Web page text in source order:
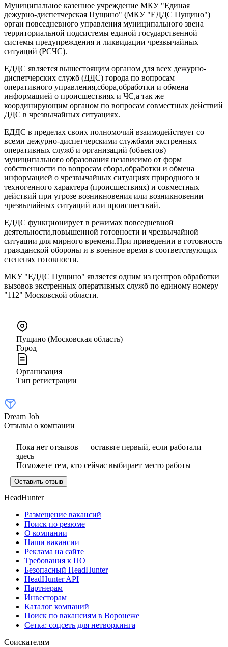
Муниципальное казенное учреждение МКУ "Единая
дежурно-диспетчерская Пущино" (МКУ "ЕДДС Пущино")
орган повседневного управления муниципального звена
территориальной подсистемы единой государственной
системы предупреждения и ликвидации чрезвычайных
ситуаций (РСЧС).
ЕДДС является вышестоящим органом для всех дежурно-
диспетчерских служб (ДДС) города по вопросам
оперативного управления,сбора,обработки и обмена
информацией о происшествиях и ЧС,а так же
координирующим органом по вопросам совместных действий
ДДС в чрезвычайных ситуациях.
ЕДДС в пределах своих полномочий взаимодействует со
всеми дежурно-диспетчерскими службами экстренных
оперативных служб и организаций (объектов)
муниципального образования независимо от форм
собственности по вопросам сбора,обработки и обмена
информацией о чрезвычайных ситуациях природного и
техногенного характера (происшествиях) и совместных
действий при угрозе возникновения или возникновении
чрезвычайных ситуаций или происшествий.
ЕДДС функционирует в режимах повседневной
деятельности,повышенной готовности и чрезвычайной
ситуации для мирного времени.При приведении в готовность
гражданской обороны и в военное время в соответствующих
степенях готовности.
МКУ "ЕДДС Пущино" является одним из центров обработки
вызовов экстренных оперативных служб по единому номеру
"112" Московской области.
Пущино (Московская область)
Город
Организация
Тип регистрации
Dream Job
Отзывы о компании
Пока нет отзывов — оставьте первый, если работали
здесь
Поможете тем, кто сейчас выбирает место работы
Оставить отзыв
HeadHunter
Размещение вакансий
Поиск по резюме
О компании
Наши вакансии
Реклама на сайте
Требования к ПО
Безопасный HeadHunter
HeadHunter API
Партнерам
Инвесторам
Каталог компаний
Поиск по вакансиям в Воронеже
Сетка: соцсеть для нетворкинга
Соискателям